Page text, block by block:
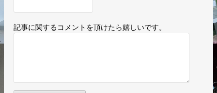
記事に関するコメントを頂けたら嬉しいです。